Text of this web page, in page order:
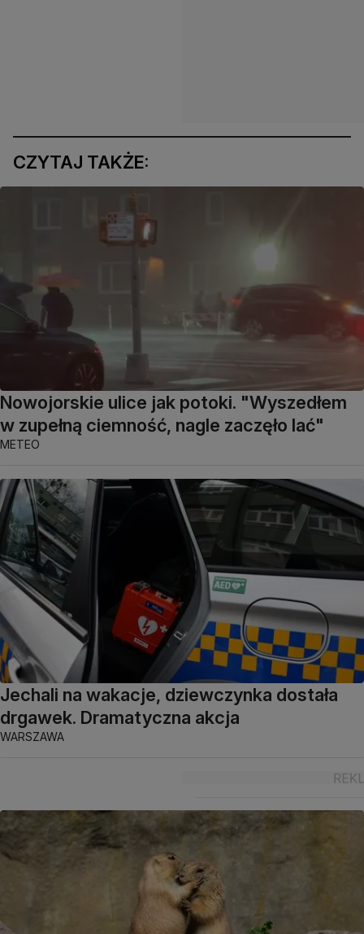
CZYTAJ TAKŻE:
Nowojorskie ulice jak potoki. "Wyszedłem
w zupełną ciemność, nagle zaczęło lać"
METEO
Jechali na wakacje, dziewczynka dostała
drgawek. Dramatyczna akcja
WARSZAWA